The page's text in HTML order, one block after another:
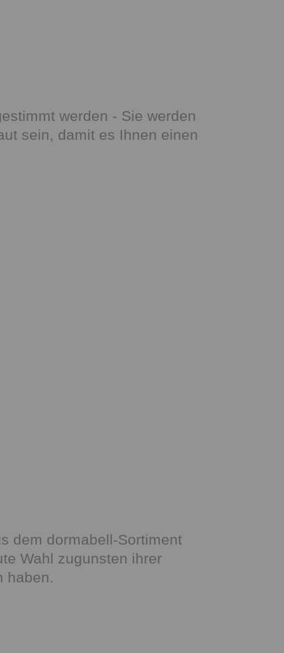
werden - Sie werden
sein, damit es Ihnen einen
dem dormabell-Sortiment
Wahl zugunsten ihrer
haben.